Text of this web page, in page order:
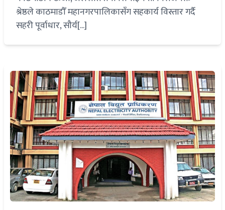
श्रेष्ठले काठमाडौँ महानगरपालिकासँग सहकार्य विस्तार गर्दै
सहरी पूर्वाधार, सौर्य[...]